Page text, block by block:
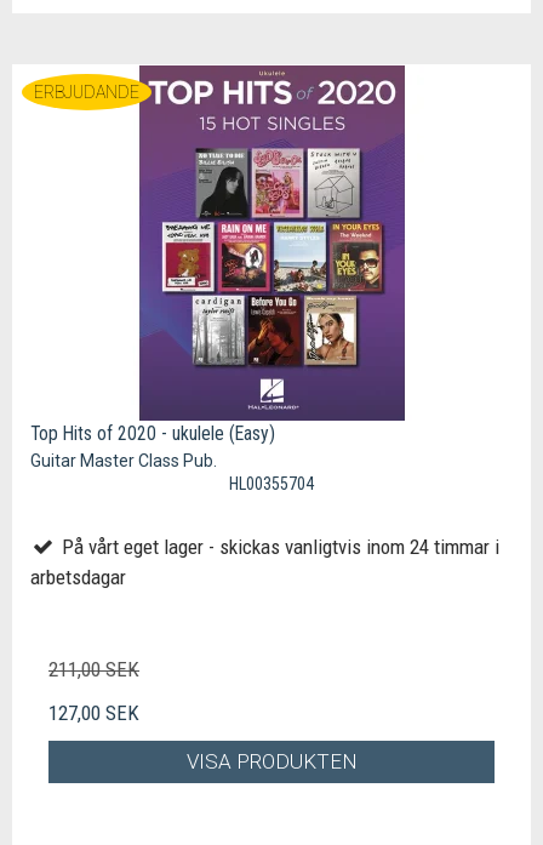
ERBJUDANDE
Top Hits of 2020 - ukulele (Easy)
Guitar Master Class Pub.
HL00355704
På vårt eget lager - skickas vanligtvis inom 24 timmar i
arbetsdagar
211,00 SEK
127,00 SEK
VISA PRODUKTEN